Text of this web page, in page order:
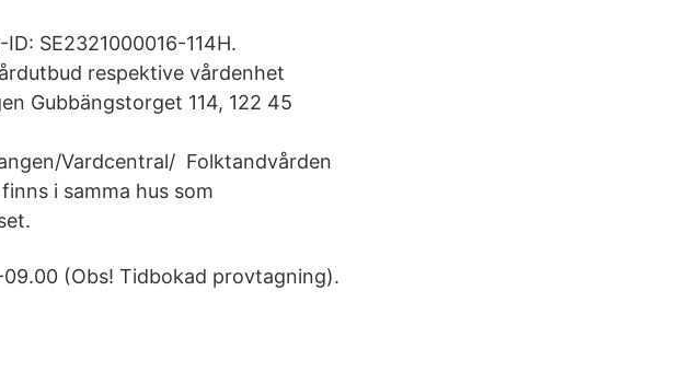
SE2321000016-114H.
respektive vårdenhet
Gubbängstorget 114, 122 45
Vardcentral/ Folktandvården
i samma hus som
(Obs! Tidbokad provtagning).